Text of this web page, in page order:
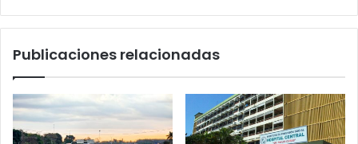
Publicaciones relacionadas